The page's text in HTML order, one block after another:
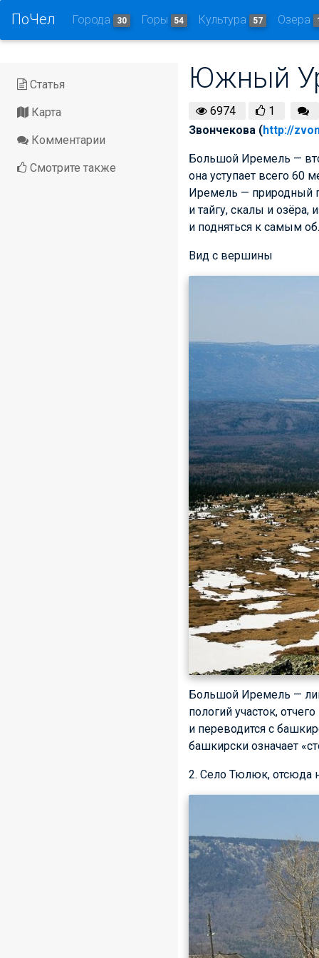
ПоЧел Города 30 Горы 54 Культура 57 Озера
Статья
Карта
Комментарии
Смотрите также
Южный
6974
1
Звончекова (http://
Большой Иремель —
она уступает всего 60
Иремель — природный
и тайгу, скалы и
и подняться к самым
Вид с вершины
Большой Иремель —
пологий участок,
и переводится с
башкирски означает
2. Село Тюлюк, отсюда